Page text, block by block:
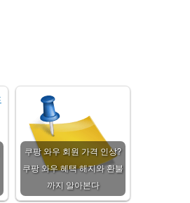
쿠팡 와우 회원 가격 인상?
쿠팡 와우 혜택 해지와 환불
까지 알아본다